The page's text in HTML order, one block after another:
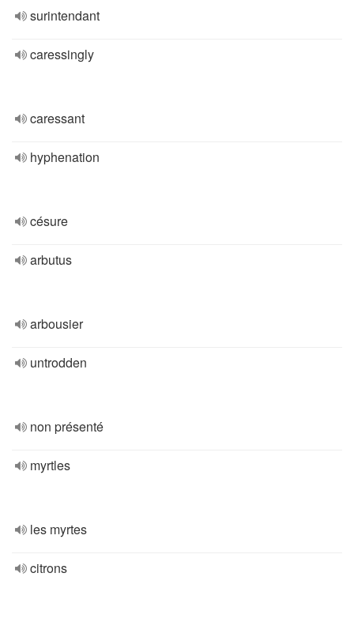
surintendant
caressingly
caressant
hyphenation
césure
arbutus
arbousier
untrodden
non présenté
myrtles
les myrtes
citrons